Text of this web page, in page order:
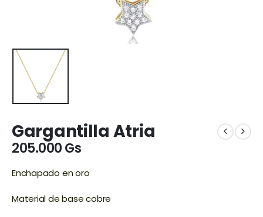
Gargantilla Atria
205.000Gs
Enchapado en oro
Material de base cobre